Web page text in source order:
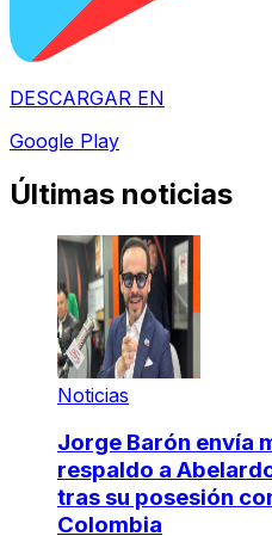
DESCARGAR EN
Google Play
Últimas noticias
Noticias
Jorge Barón envía
respaldo a
tras su posesión
Colombia